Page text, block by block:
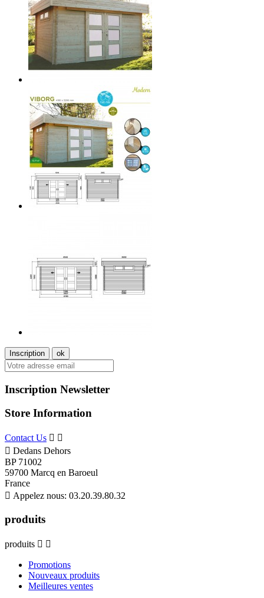
Inscription Newsletter
Store Information
Contact Us  
 Dedans Dehors
BP 71002
59700 Marcq en Baroeul
France
 Appelez nous: 03.20.39.80.32
produits
produits  
Promotions
Nouveaux produits
Meilleures ventes